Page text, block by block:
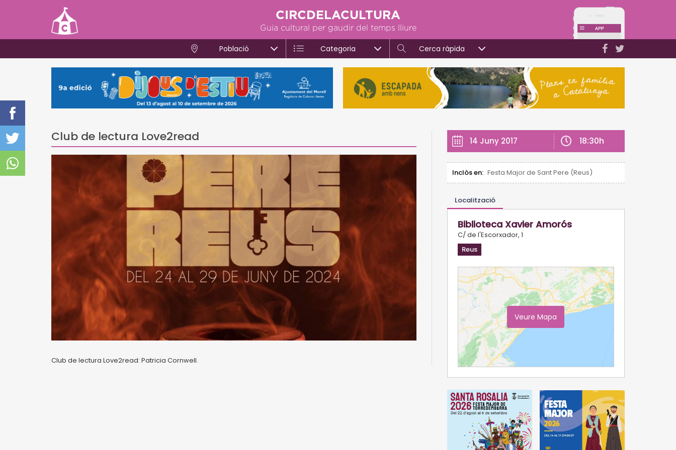
CIRCDELACULTURA
Guia cultural per gaudir del temps lliure
Població Categoria Cerca ràpida
Club de lectura Love2read
Club de lectura Love2read: Patricia Cornwell.
14 Juny 2017 18:30h
Inclòs en: Festa Major de Sant Pere (Reus)
Localització
Biblioteca Xavier Amorós
C/ de l'Escorxador, 1
Reus
Veure Mapa